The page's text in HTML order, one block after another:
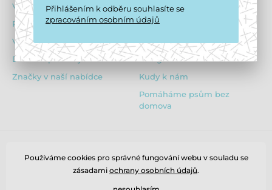
Výhody pro registrované
Reklamační řád
Vrácení zboží
Dárkové poukazy
Značky v naší nabídce
Dotazník před ubytováním
Obsazenost hotelu
Ceník
Fotogalerie z hotelu
Kudy k nám
Pomáháme psům bez
domova
Používáme cookies pro správné fungování webu v souladu se
zásadami ochrany osobních údajů.
Přihlášením k odběru souhlasíte se
zpracováním osobním údajů